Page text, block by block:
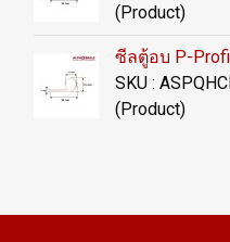
(Product)
ซีลตู้อบ P-
SKU :
(Product)